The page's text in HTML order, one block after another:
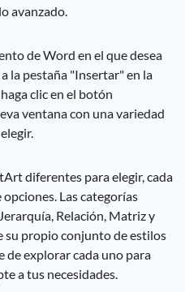
avanzado.
de Word en el que desea
la pestaña "Insertar" en la
clic en el botón
ventana con una variedad
diferentes para elegir, cada
Las categorías
Relación, Matriz y
su propio conjunto de estilos
de explorar cada uno para
a tus necesidades.